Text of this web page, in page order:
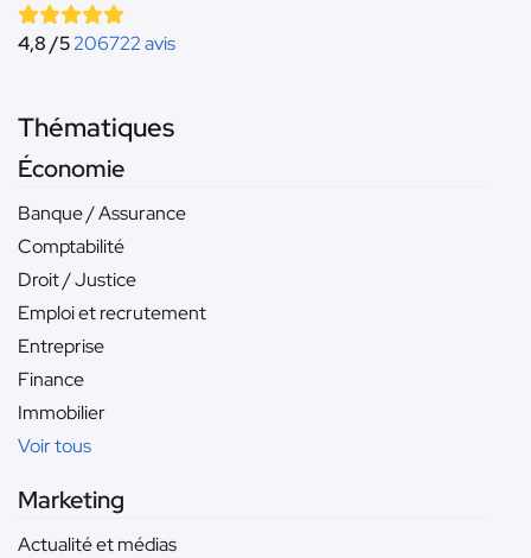
4,8 /5206722 avis
Thématiques
Économie
Banque / Assurance
Comptabilité
Droit / Justice
Emploi et recrutement
Entreprise
Finance
Immobilier
Voir tous
Marketing
Actualité et médias